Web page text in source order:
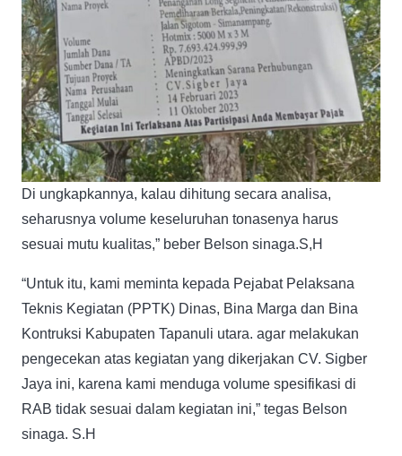
Di ungkapkannya, kalau dihitung secara analisa,
seharusnya volume keseluruhan tonasenya harus
sesuai mutu kualitas,” beber Belson sinaga.S,H
“Untuk itu, kami meminta kepada Pejabat Pelaksana
Teknis Kegiatan (PPTK) Dinas, Bina Marga dan Bina
Kontruksi Kabupaten Tapanuli utara. agar melakukan
pengecekan atas kegiatan yang dikerjakan CV. Sigber
Jaya ini, karena kami menduga volume spesifikasi di
RAB tidak sesuai dalam kegiatan ini,” tegas Belson
sinaga. S.H